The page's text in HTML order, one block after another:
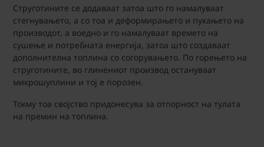
Струготините се додаваат затоа што го намалуваат
стегнувањето, а со тоа и деформирањето и пукањето на
производот, а воедно и го намалуваат времето на
сушење и потребната енергија, затоа што создаваат
дополнителна топлина со согорувањето. По горењето на
струготините, во глинениот производ остануваат
микрошуплини и тој е порозен.
Токму тоа својство придонесува за отпорност на тулата
на премин на топлина.